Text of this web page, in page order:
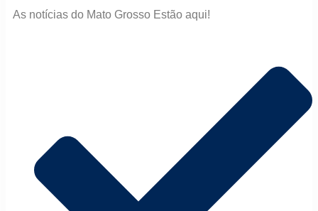
As notícias do Mato Grosso Estão aqui!